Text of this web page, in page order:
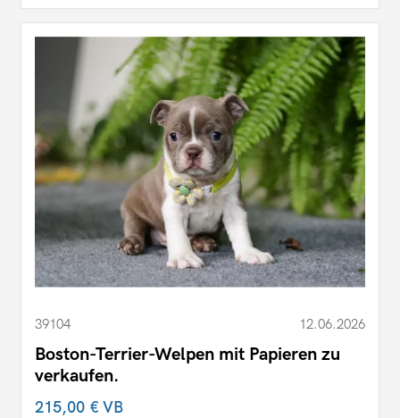
39104 12.06.2026
Boston-Terrier-Welpen mit Papieren zu
verkaufen.
215,00 €VB